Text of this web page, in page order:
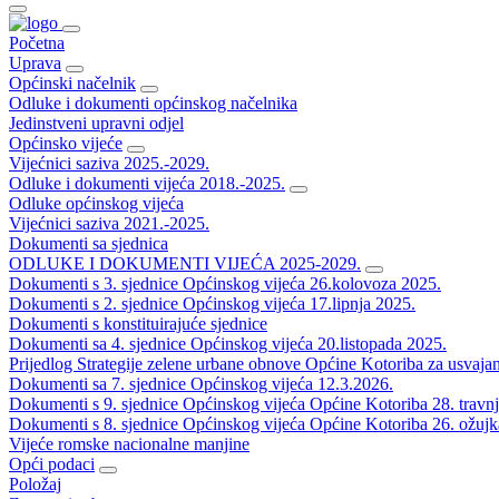
Početna
Uprava
Općinski načelnik
Odluke i dokumenti općinskog načelnika
Jedinstveni upravni odjel
Općinsko vijeće
Vijećnici saziva 2025.-2029.
Odluke i dokumenti vijeća 2018.-2025.
Odluke općinskog vijeća
Vijećnici saziva 2021.-2025.
Dokumenti sa sjednica
ODLUKE I DOKUMENTI VIJEĆA 2025-2029.
Dokumenti s 3. sjednice Općinskog vijeća 26.kolovoza 2025.
Dokumenti s 2. sjednice Općinskog vijeća 17.lipnja 2025.
Dokumenti s konstituirajuće sjednice
Dokumenti sa 4. sjednice Općinskog vijeća 20.listopada 2025.
Prijedlog Strategije zelene urbane obnove Općine Kotoriba za
Dokumenti sa 7. sjednice Općinskog vijeća 12.3.2026.
Dokumenti s 9. sjednice Općinskog vijeća Općine Kotoriba 28.
Dokumenti s 8. sjednice Općinskog vijeća Općine Kotoriba 26.
Vijeće romske nacionalne manjine
Opći podaci
Položaj